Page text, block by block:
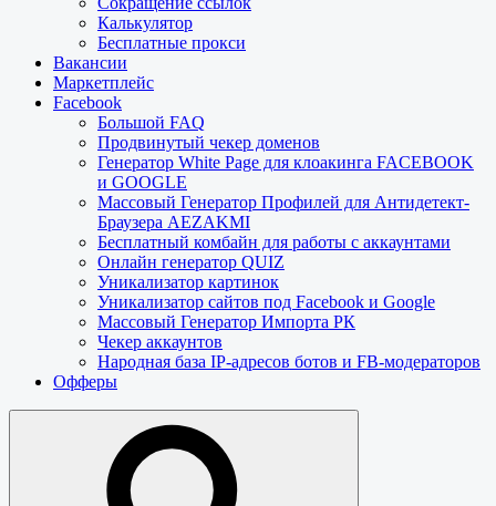
Калькулятор
Бесплатные прокси
Вакансии
Маркетплейс
Facebook
Большой FAQ
Продвинутый чекер доменов
Генератор White Page для клоакинга FACEBOOK
и GOOGLE
Массовый Генератор Профилей для Антидетект-
Браузера AEZAKMI
Бесплатный комбайн для работы с аккаунтами
Онлайн генератор QUIZ
Уникализатор картинок
Уникализатор сайтов под Facebook и Google
Массовый Генератор Импорта РК
Чекер аккаунтов
Народная база IP-адресов ботов и FB-модераторов
Офферы